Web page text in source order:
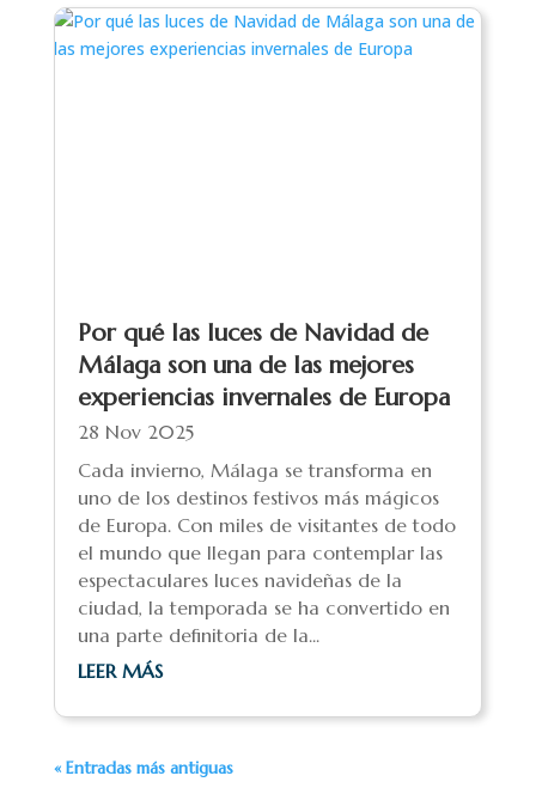
Por qué las luces de Navidad de
Málaga son una de las mejores
experiencias invernales de Europa
28 Nov 2025
Cada invierno, Málaga se transforma en
uno de los destinos festivos más mágicos
de Europa. Con miles de visitantes de todo
el mundo que llegan para contemplar las
espectaculares luces navideñas de la
ciudad, la temporada se ha convertido en
una parte definitoria de la...
LEER MÁS
« Entradas más antiguas